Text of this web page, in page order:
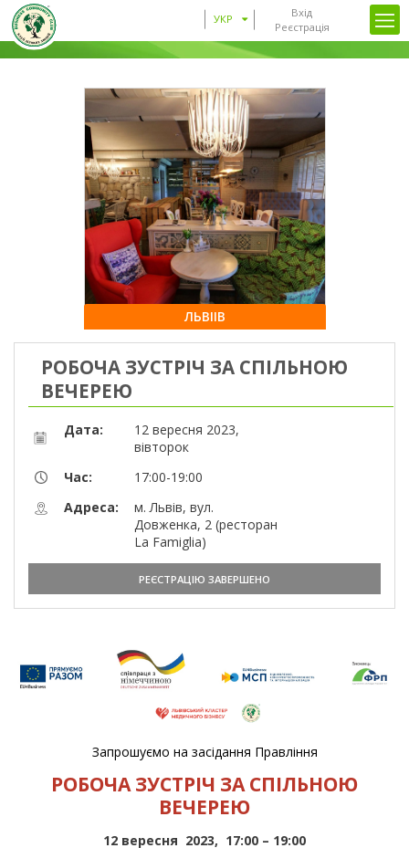
Вхід
Реєстрація
УКР
ЛЬВІІВ
РОБОЧА ЗУСТРІЧ ЗА СПІЛЬНОЮ
ВЕЧЕРЕЮ
Дата:
12 вересня 2023,
вівторок
Час:
17:00-19:00
Адреса:
м. Львів, вул.
Довженка, 2 (ресторан
La Famiglia)
РЕЄСТРАЦІЮ ЗАВЕРШЕНО
Запрошуємо на засідання Правління
РОБОЧА ЗУСТРІЧ ЗА СПІЛЬНОЮ
ВЕЧЕРЕЮ
12 вересня 2023, 17:00 – 19:00